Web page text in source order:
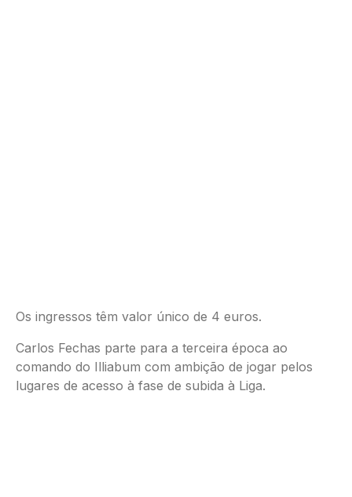
Os ingressos têm valor único de 4 euros.
Carlos Fechas parte para a terceira época ao
comando do Illiabum com ambição de jogar pelos
lugares de acesso à fase de subida à Liga.